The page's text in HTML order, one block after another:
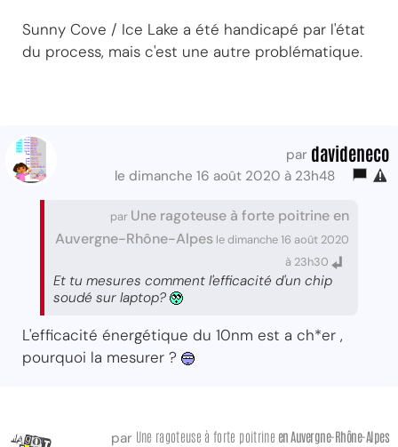
Sunny Cove / Ice Lake a été handicapé par l'état
du process, mais c'est une autre problématique.
par davideneco
le dimanche 16 août 2020 à 23h48
par Une ragoteuse à forte poitrine en
Auvergne-Rhône-Alpes le dimanche 16 août 2020
à 23h30
Et tu mesures comment l'efficacité d'un chip
soudé sur laptop?
L'efficacité énergétique du 10nm est a ch*er ,
pourquoi la mesurer ?
par Une ragoteuse à forte poitrine en Auvergne-Rhône-Alpes